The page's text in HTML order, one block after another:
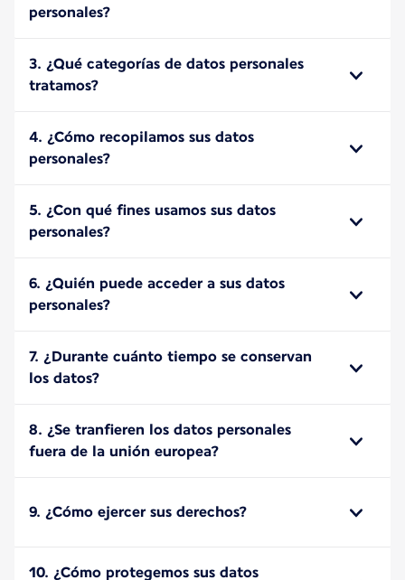
personales?
3. ¿Qué categorías de datos personales
tratamos?
4. ¿Cómo recopilamos sus datos
personales?
5. ¿Con qué fines usamos sus datos
personales?
6. ¿Quién puede acceder a sus datos
personales?
7. ¿Durante cuánto tiempo se conservan
los datos?
8. ¿Se tranfieren los datos personales
fuera de la unión europea?
9. ¿Cómo ejercer sus derechos?
10. ¿Cómo protegemos sus datos